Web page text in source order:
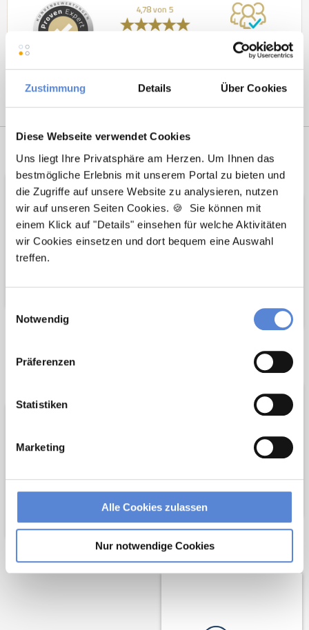
Zustimmung Details Über Cookies
Diese Webseite verwendet Cookies
Uns liegt Ihre Privatsphäre am Herzen. Um Ihnen das
bestmögliche Erlebnis mit unserem Portal zu bieten und
die Zugriffe auf unsere Website zu analysieren, nutzen
wir auf unseren Seiten Cookies. 🍪 Sie können mit
einem Klick auf "Details" einsehen für welche Aktivitäten
wir Cookies einsetzen und dort bequem eine Auswahl
treffen.
Notwendig
Präferenzen
Statistiken
Marketing
Alle Cookies zulassen
Nur notwendige Cookies
Unterstützer
Wir pflanzen
Wir fördern
Netzwerk-Partner